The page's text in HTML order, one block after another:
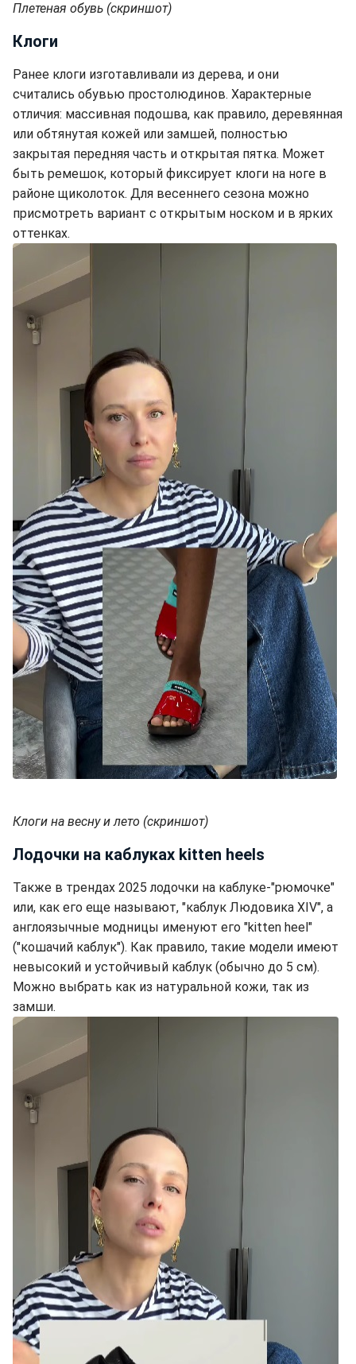
Плетеная обувь (скриншот)
Клоги
Ранее клоги изготавливали из дерева, и они
считались обувью простолюдинов. Характерные
отличия: массивная подошва, как правило, деревянная
или обтянутая кожей или замшей, полностью
закрытая передняя часть и открытая пятка. Может
быть ремешок, который фиксирует клоги на ноге в
районе щиколоток. Для весеннего сезона можно
присмотреть вариант с открытым носком и в ярких
оттенках.
Клоги на весну и лето (скриншот)
Лодочки на каблуках kitten heels
Также в трендах 2025 лодочки на каблуке-"рюмочке"
или, как его еще называют, "каблук Людовика XIV", а
англоязычные модницы именуют его "kitten heel"
("кошачий каблук"). Как правило, такие модели имеют
невысокий и устойчивый каблук (обычно до 5 см).
Можно выбрать как из натуральной кожи, так из
замши.